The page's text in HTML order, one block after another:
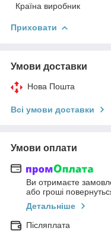
Країна виробник
Приховати
Умови доставки
Нова Пошта
Всі умови доставки
Умови оплати
Ви отримаєте
або гроші
Детальніше
Післяплата